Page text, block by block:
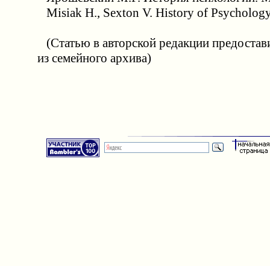
Misiak H., Sexton V. History of
(Статью в авторской редакции
из семейного архива)